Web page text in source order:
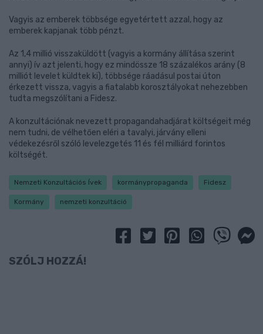
Vagyis az emberek többsége egyetértett azzal, hogy az
emberek kapjanak több pénzt.
Az 1,4 millió visszaküldött (vagyis a kormány állítása szerint
annyi) ív azt jelenti, hogy ez mindössze 18 százalékos arány (8
milliót levelet küldtek ki), többsége ráadásul postai úton
érkezett vissza, vagyis a fiatalabb korosztályokat nehezebben
tudta megszólítani a Fidesz.
A konzultációnak nevezett propagandahadjárat költségeit még
nem tudni, de vélhetően eléri a tavalyi, járvány elleni
védekezésről szóló levelezgetés 11 és fél milliárd forintos
költségét.
Nemzeti Konzultációs Ívek kormánypropaganda Fidesz
Kormány nemzeti konzultáció
SZÓLJ HOZZÁ!